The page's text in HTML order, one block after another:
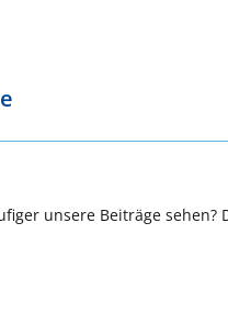
unsere Beiträge sehen?